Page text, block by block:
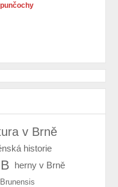
v Brně
historie
herny v Brně